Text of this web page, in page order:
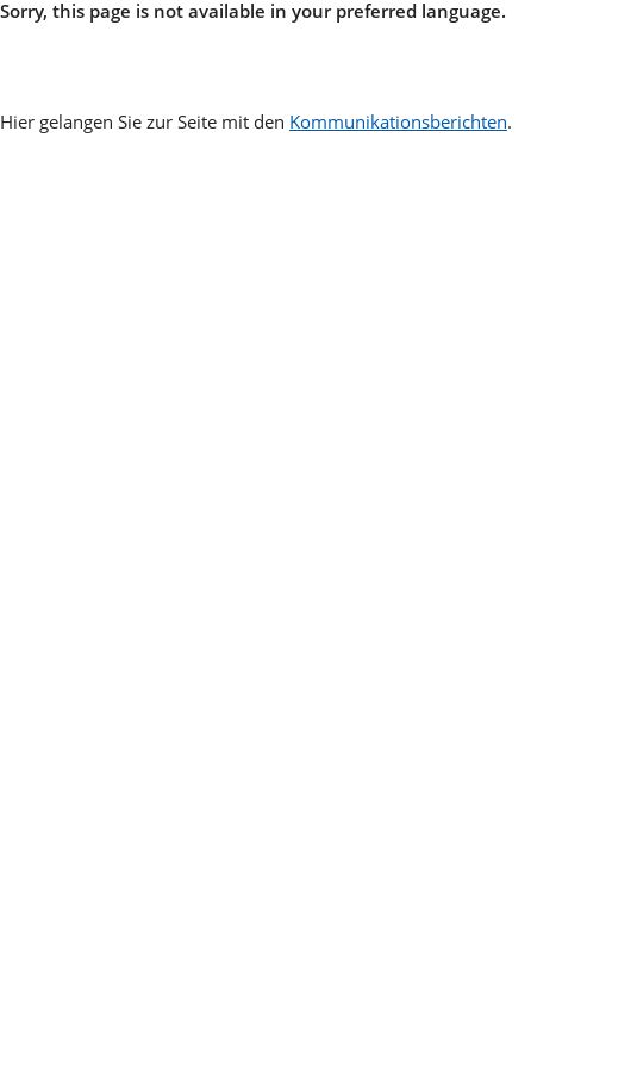
Sorry, this page is not available in your preferred language.
Hier gelangen Sie zur Seite mit den Kommunikationsberichten.